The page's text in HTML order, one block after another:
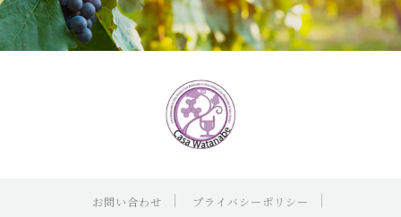
お問い合わせ プライバシーポリシー